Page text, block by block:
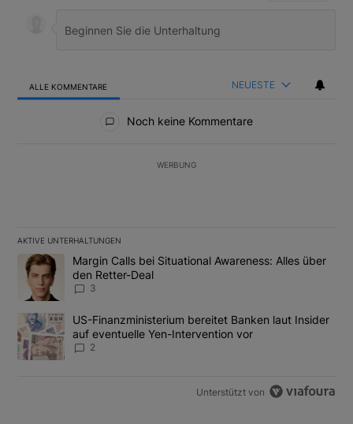
ALLE KOMMENTARE NEUESTE
Noch keine Kommentare
WERBUNG
AKTIVE UNTERHALTUNGEN
Das Folgende ist eine Liste der am meisten kommentierten
Ein Trendartikel mit dem Titel "Margin Calls bei Situational
Margin Calls bei Situational Awareness: Alles über
den Retter-Deal
3
Ein Trendartikel mit dem Titel "US-Finanzministerium bereitet
US-Finanzministerium bereitet Banken laut Insider
auf eventuelle Yen-Intervention vor
2
Unterstützt von